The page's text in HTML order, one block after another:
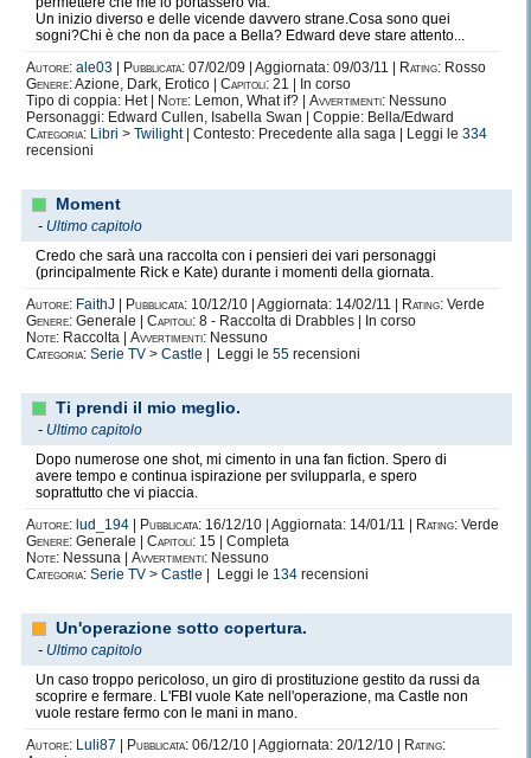
Un inizio diverso e delle vicende davvero strane.Cosa sono quei
sogni?Chi è che non da pace a Bella? Edward deve stare attento...
Autore: ale03 Pubblicata: 07/02/09 | Aggiornata: 09/03/11 | Rating: Rosso
Genere:Azione, Dark, Erotico | Capitoli: 21 | In corso
Tipo di coppia: Het |
Note: Lemon, What if? | Avvertimenti: Nessuno
Personaggi: Edward Cullen, Isabella Swan | Coppie: Bella/Edward
Categoria: Libri > Twilight| Contesto: Precedente alla saga | Leggi le 334
recensioni
Moment
- Ultimo capitolo
Credo che sarà una raccolta con i pensieri dei vari personaggi
(principalmente Rick e Kate) durante i momenti della giornata.
Autore: FaithJ Pubblicata: 10/12/10 | Aggiornata: 14/02/11 | Rating: Verde
Genere: Generale | Capitoli: 8 - Raccolta di Drabbles | In corso
Note: Raccolta | Avvertimenti: Nessuno
Categoria: Serie TV > Castle | Leggi le 55 recensioni
Ti prendi il mio meglio.
- Ultimo capitolo
Dopo numerose one shot, mi cimento in una fan fiction. Spero di
avere tempo e continua ispirazione per svilupparla, e spero
soprattutto che vi piaccia.
Autore: lud_194 Pubblicata: 16/12/10 | Aggiornata: 14/01/11 | Rating: Verde
Genere: Generale | Capitoli: 15 | Completa
Note: Nessuna | Avvertimenti: Nessuno
Categoria: Serie TV > Castle | Leggi le 134 recensioni
Un'operazione sotto copertura.
- Ultimo capitolo
Un caso troppo pericoloso, un giro di prostituzione gestito da russi da
scoprire e fermare. L'FBI vuole Kate nell'operazione, ma Castle non
vuole restare fermo con le mani in mano.
Autore: Luli87 Pubblicata: 06/12/10 | Aggiornata: 20/12/10 |
Rating: